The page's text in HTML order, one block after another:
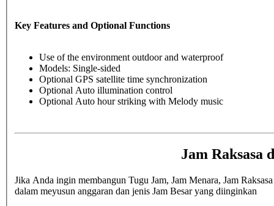
Key Features and Optional Functions
Use of the environment outdoor and waterproof
Models: Single-sided
Optional GPS satellite time synchronization
Optional Auto illumination control
Optional Auto hour striking with Melody music
Jam Raksasa
Jika Anda ingin membangun Tugu Jam, Jam Menara, Jam
dalam meyusun anggaran dan jenis Jam Besar yang diinginkan